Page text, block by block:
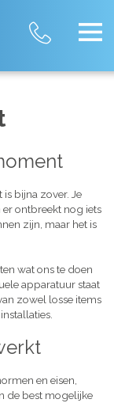
is bijna zover. Je
ontbreekt nog iets
zijn, maar het is
wat ons te doen
apparatuur staat
zowel losse items
en eisen,
de best mogelijke